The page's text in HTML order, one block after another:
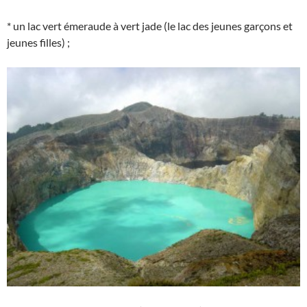
* un lac vert émeraude à vert jade (le lac des jeunes garçons et
jeunes filles) ;